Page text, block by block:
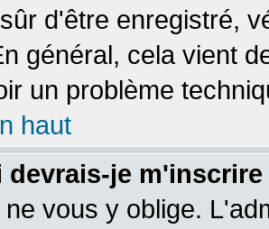
d'être enregistré,
général, cela vient
un problème
haut
devrais-je
ne vous y oblige.